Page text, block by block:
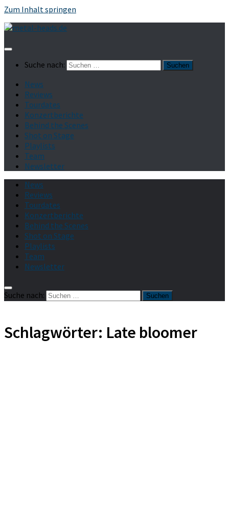
Zum Inhalt springen
Suche nach:
News
Reviews
Tourdates
Konzertberichte
Behind the Scenes
Shot on Stage
Playlists
Team
Newsletter
News
Reviews
Tourdates
Konzertberichte
Behind the Scenes
Shot on Stage
Playlists
Team
Newsletter
Suche nach:
Schlagwörter: Late bloomer